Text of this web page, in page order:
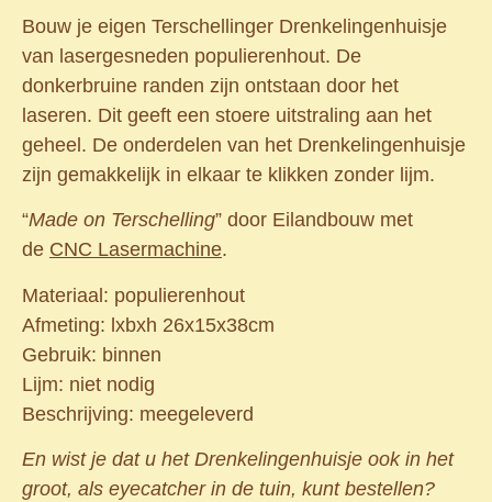
Bouw je eigen Terschellinger Drenkelingenhuisje
van lasergesneden populierenhout. De
donkerbruine randen zijn ontstaan door het
laseren. Dit geeft een stoere uitstraling aan het
geheel. De onderdelen van het Drenkelingenhuisje
zijn gemakkelijk in elkaar te klikken zonder lijm.
“Made on Terschelling” door Eilandbouw met
de CNC Lasermachine.
Materiaal: populierenhout
Afmeting: lxbxh 26x15x38cm
Gebruik: binnen
Lijm: niet nodig
Beschrijving: meegeleverd
En wist je dat u het Drenkelingenhuisje ook in het
groot, als eyecatcher in de tuin, kunt bestellen?